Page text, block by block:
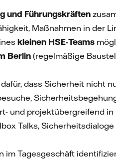
und Führungskräften
Maßnahmen in der
kleinen HSE‑Teams
Berlin (regelmäßige
dass Sicherheit nicht
und projektübergreifend in
Talks,
im Tagesgeschäft